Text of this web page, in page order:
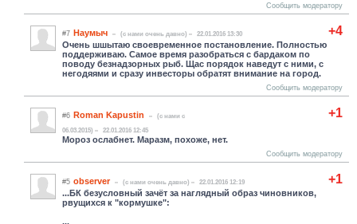
Сообщить модератору
+4
#7 Hаумыч (c нами очень давно) 22.01.2016 13:30
Очень шшытаю своевременное постановление. Полностью
поддерживаю. Самое время разобраться с бардаком по
поводу безнадзорных рыб. Щас порядок наведут с ними, с
негодяями и сразу инвесторы обратят внимание на город.
Сообщить модератору
+1
#6 Roman Kapustin
(c нами с
06.03.2015)
22.01.2016 12:45
Мороз ослабнет. Маразм, похоже, нет.
Сообщить модератору
+1
#5 observer (c нами очень давно) 22.01.2016 12:19
...БК безусловный зачёт за наглядный образ чиновников,
рвущихся к "кормушке":
...